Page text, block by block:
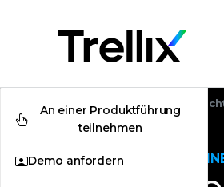
An einer Produktführung
teilnehmen
Demo anfordern
Startseite
ANWENDERBERICHT